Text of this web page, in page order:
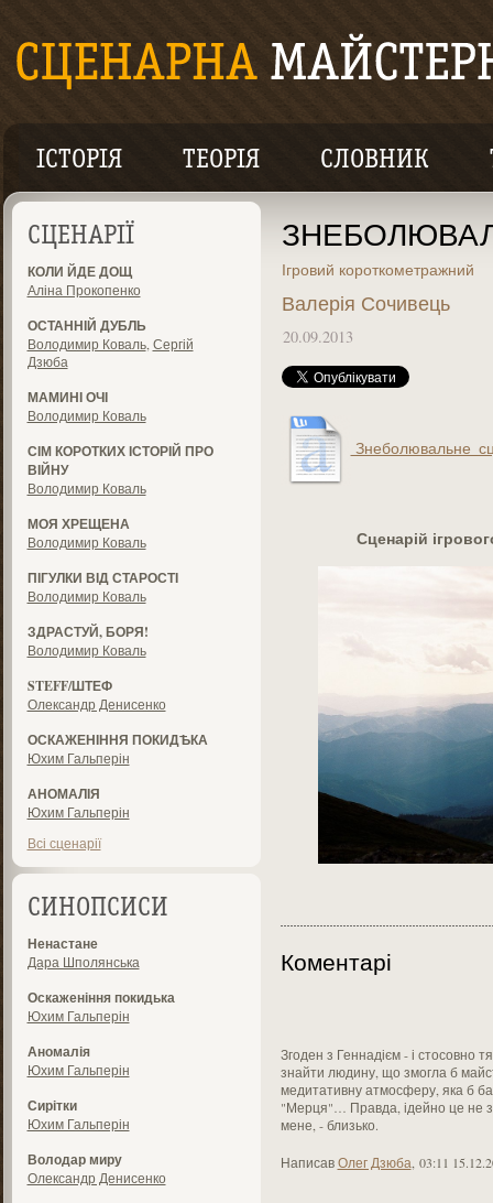
ІСТОРІЯ ТЕОРІЯ СЛОВНИК
СЦЕНАРІЇ
КОЛИ ЙДЕ ДОЩ
Аліна Прокопенко
ОСТАННІЙ ДУБЛЬ
Володимир Коваль, Сергій
Дзюба
МАМИНІ ОЧІ
Володимир Коваль
СІМ КОРОТКИХ ІСТОРІЙ ПРО
ВІЙНУ
Володимир Коваль
МОЯ ХРЕЩЕНА
Володимир Коваль
ПІГУЛКИ ВІД СТАРОСТІ
Володимир Коваль
ЗДРАСТУЙ, БОРЯ!
Володимир Коваль
STEFF/ШТЕФ
Олександр Денисенко
ОСКАЖЕНІННЯ ПОКИДѢКА
Юхим Гальперін
АНОМАЛІЯ
Юхим Гальперін
Всі сценарії
СИНОПСИСИ
Ненастане
Дара Шполянська
Оскаженіння покидька
Юхим Гальперін
Аномалія
Юхим Гальперін
Сирітки
Юхим Гальперін
Володар миру
Олександр Денисенко
Ігровий короткометражний
Валерія Сочивець
20.09.2013
Сценарій
Коментарі
Згоден з Геннадієм - і стосовно
знайти людину, що змогла б
медитативну атмосферу, яка б
"Мерця"… Правда, ідейно це не
мене, - близько.
НаписавОлег Дзюба 03:11